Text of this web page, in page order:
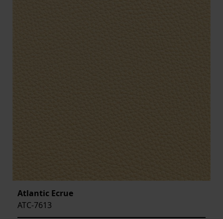
Atlantic Ecrue
ATC-7613